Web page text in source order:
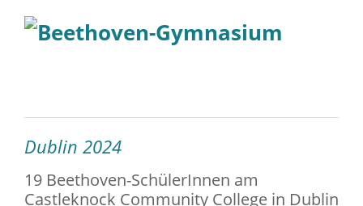
Dublin 2024
19 Beethoven-SchülerInnen am
Castleknock Community College in Dublin